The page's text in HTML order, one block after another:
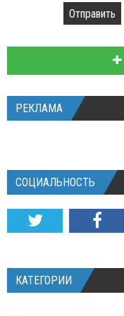
Отправить
РЕКЛАМА
СОЦИАЛЬНОСТЬ
КАТЕГОРИИ